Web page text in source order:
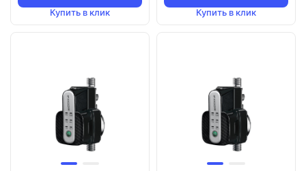
Купить в клик Купить в клик